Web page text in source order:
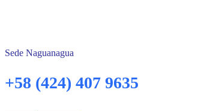
Sede Naguanagua
+58 (424) 407 9635